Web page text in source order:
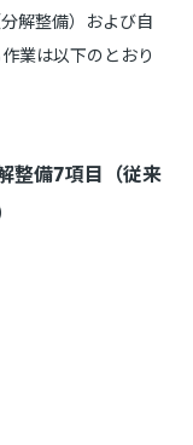
解整備）および自
業は以下のとおり
整備7項目（従来